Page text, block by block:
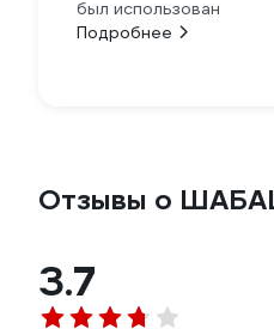
был использован
Подробнее
Отзывы о
3.7